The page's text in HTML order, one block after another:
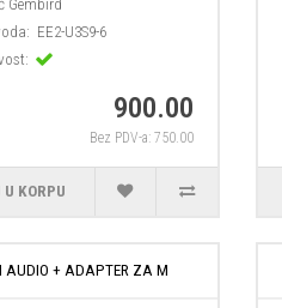
Gembird
EE2-U3S9-6
900.00
Bez PDV-a: 750.00
U KORPU
AUDIO + ADAPTER ZA M